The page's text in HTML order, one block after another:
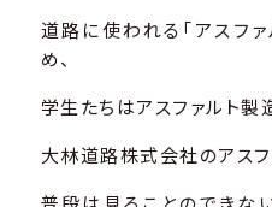
道路に使われる「アスフ
め、
学生たちはアスファルト製
大林道路株式会社のアスフ